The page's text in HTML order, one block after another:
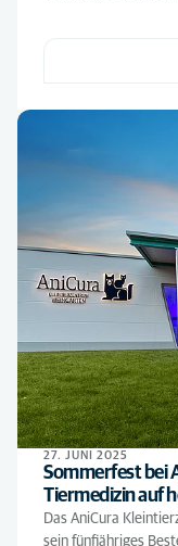
27. JUNI 2025
Sommerfest bei
Tiermedizin auf
Das AniCura
sein fünfjähriges